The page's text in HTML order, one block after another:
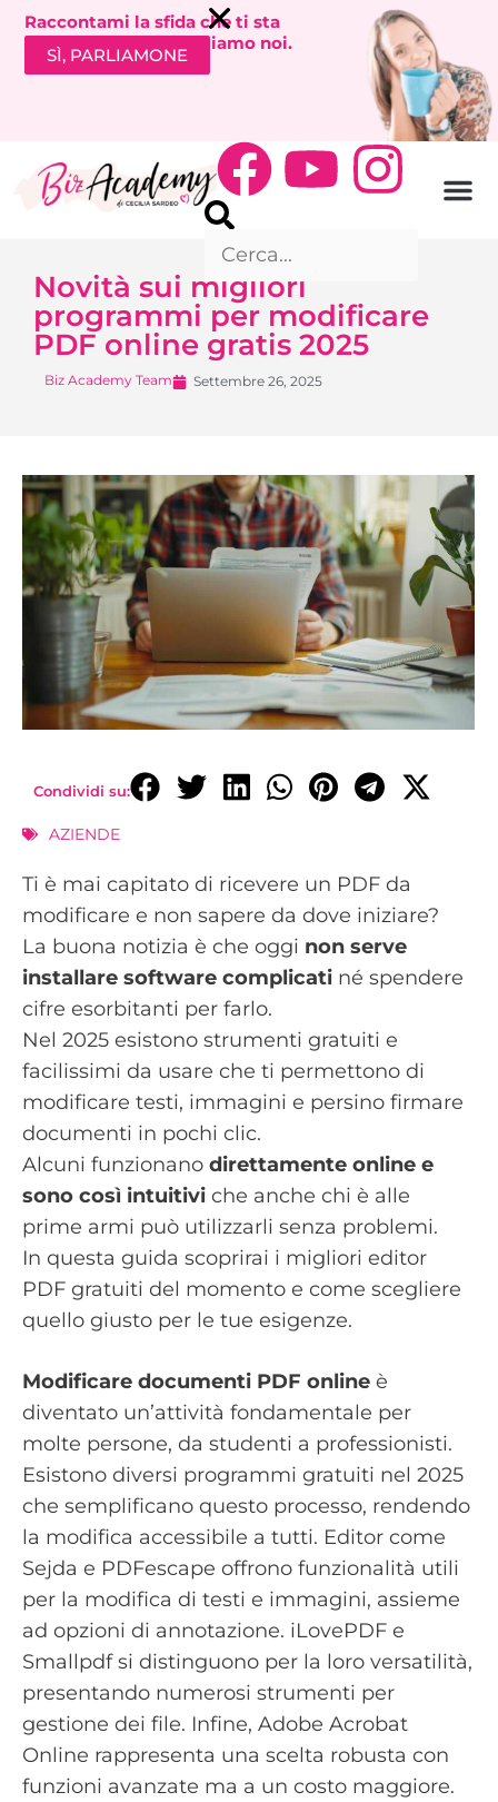
Raccontami la sfida che ti sta
bloccando. Ti richiamiamo noi.
SÌ, PARLIAMONE
Novità sui migliori
programmi per modificare
PDF online gratis 2025
Biz Academy Team Settembre 26, 2025
Condividi su:
AZIENDE
Ti è mai capitato di ricevere un PDF da
modificare e non sapere da dove iniziare?
La buona notizia è che oggi non serve
installare software complicati né spendere
cifre esorbitanti per farlo.
Nel 2025 esistono strumenti gratuiti e
facilissimi da usare che ti permettono di
modificare testi, immagini e persino firmare
documenti in pochi clic.
Alcuni funzionano direttamente online e
sono così intuitivi che anche chi è alle
prime armi può utilizzarli senza problemi.
In questa guida scoprirai i migliori editor
PDF gratuiti del momento e come scegliere
quello giusto per le tue esigenze.
Modificare documenti PDF online è
diventato un’attività fondamentale per
molte persone, da studenti a professionisti.
Esistono diversi programmi gratuiti nel 2025
che semplificano questo processo, rendendo
la modifica accessibile a tutti. Editor come
Sejda e PDFescape offrono funzionalità utili
per la modifica di testi e immagini, assieme
ad opzioni di annotazione. iLovePDF e
Smallpdf si distinguono per la loro versatilità,
presentando numerosi strumenti per
gestione dei file. Infine, Adobe Acrobat
Online rappresenta una scelta robusta con
funzioni avanzate ma a un costo maggiore.